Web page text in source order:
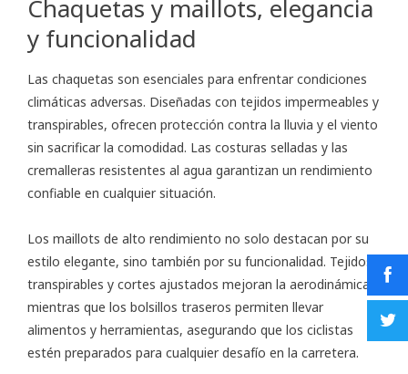
Chaquetas y maillots, elegancia
y funcionalidad
Las chaquetas son esenciales para enfrentar condiciones
climáticas adversas. Diseñadas con tejidos impermeables y
transpirables, ofrecen protección contra la lluvia y el viento
sin sacrificar la comodidad. Las costuras selladas y las
cremalleras resistentes al agua garantizan un rendimiento
confiable en cualquier situación.
Los maillots de alto rendimiento no solo destacan por su
estilo elegante, sino también por su funcionalidad. Tejidos
transpirables y cortes ajustados mejoran la aerodinámica,
mientras que los bolsillos traseros permiten llevar
alimentos y herramientas, asegurando que los ciclistas
estén preparados para cualquier desafío en la carretera.